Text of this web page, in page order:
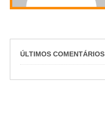
ÚLTIMOS COMENTÁRIOS